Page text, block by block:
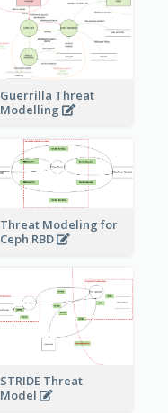
Guerrilla Threat
Modelling
Threat Modeling for
Ceph RBD
STRIDE Threat
Model